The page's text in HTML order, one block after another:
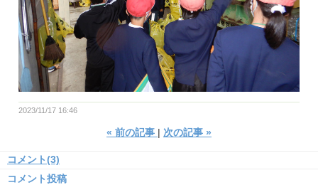
2023/11/17 16:46
« 前の記事 次の記事 »
コメント(3)
コメント投稿